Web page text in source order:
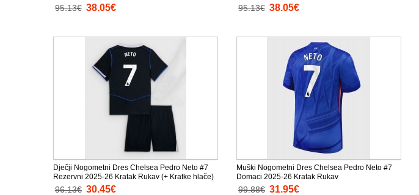
95.13€ 38.05€ 95.13€ 38.05€
Dječji Nogometni Dres Chelsea Pedro Neto #7
Rezervni 2025-26 Kratak Rukav (+ Kratke hlače)
96.13€ 30.45€
Muški Nogometni Dres Chelsea Pedro Neto #7
Domaci 2025-26 Kratak Rukav
99.88€ 31.95€